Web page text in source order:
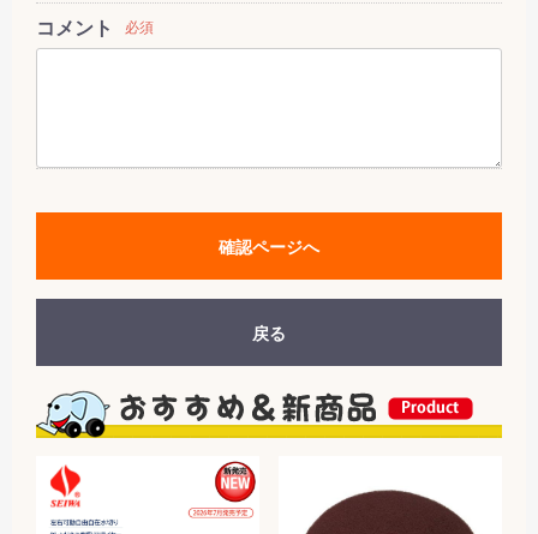
コメント 必須
確認ページへ
戻る